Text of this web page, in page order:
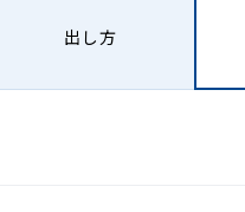
出し方